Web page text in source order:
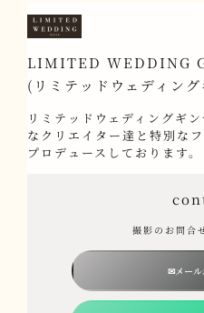
LIMITED WEDDING
(リミテッドウェディン
リミテッドウェディングギ
なクリエイター達と特別な
プロデュースしております。
撮影のお問合
✉メール